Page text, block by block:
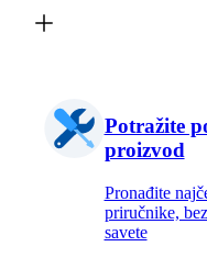
Potražite
proizvod
Pronađite
priručnike,
savete